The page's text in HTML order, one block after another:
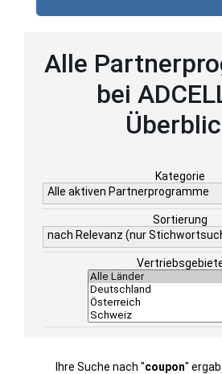
Alle
bei
Kategorie
Alle aktiven Partnerprogramme
Sortierung
nach Relevanz (nur
Ihre Suche nach "coupon"